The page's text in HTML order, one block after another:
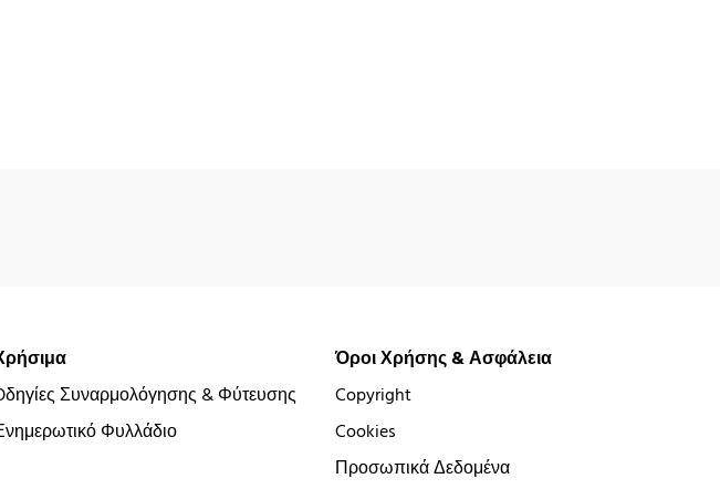
Συναρμολόγησης & Φύτευσης
Φυλλάδιο
Όροι Χρήσης & Ασφάλεια
Copyright
Cookies
Προσωπικά Δεδομένα